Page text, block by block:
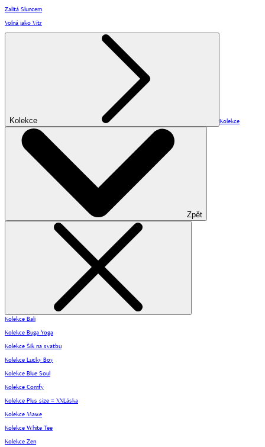
Zalitá Sluncem
Volná jako Vítr
Kolekce Kolekce
Zpět
Kolekce Bali
Kolekce Buga Yoga
Kolekce Šik na svatbu
Kolekce Lucky Boy
Kolekce Blue Soul
Kolekce Comfy
Kolekce Plus size = XXLáska
Kolekce Mawe
Kolekce White Tee
Kolekce Zen